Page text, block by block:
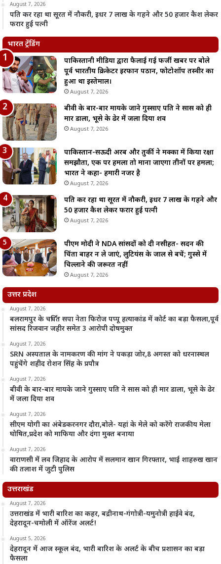
August 7, 2026
पति कर रहा था सूरत में नौकरी, इधर 7 लाख के गहने और 50 हजार कैश लेकर
फरार हुई पत्नी
भारत ट्रेंडिंग
पाकिस्तानी मीडिया द्वारा फैलाई गई फर्जी खबर पर बोले
पूर्व भारतीय क्रिकेटर इरफान पठान, फोटोशॉप तस्वीर का
हुआ था इस्तेमाल।
August 7, 2026
बीवी के बार-बार मायके जाने गुस्साए पति ने सास को ही
मार डाला, भूसे के ढेर में जला दिया शव
August 7, 2026
पाकिस्तान-सऊदी अरब और तुर्की ने मक्का में किया रक्षा
समझौता, एक पर हमला तो माना जाएगा तीनों पर हमला;
भारत ने कहा- हमारी नजर है
August 7, 2026
पति कर रहा था सूरत में नौकरी, इधर 7 लाख के गहने और
50 हजार कैश लेकर फरार हुई पत्नी
August 7, 2026
पीएम मोदी ने NDA सांसदों को दी नसीहत- सदन की
चिंता बाहर न ले जाएं, लुटियंस के जाल से बचें; गुस्से में
चिल्लाने की जरूरत नहीं
August 7, 2026
उत्तर प्रदेश
August 7, 2026
बलरामपुर के चर्चित सपा नेता फिरोज पप्पू हत्याकांड में कोर्ट का बड़ा फैसला,पूर्व
सांसद रिजवान जहीर समेत 3 आरोपी दोषमुक्त
August 7, 2026
SRN अस्पताल के नामकरण की मांग ने पकड़ा जोर,8 अगस्त को धरनास्थल
पहुंचेंगे शहीद रोशन सिंह के प्रपौत्र
August 7, 2026
बीवी के बार-बार मायके जाने गुस्साए पति ने सास को ही मार डाला, भूसे के ढेर
में जला दिया शव
August 7, 2026
सीएम योगी का अंबेडकरनगर दौरा,बोले- यहां के मेले को करेंगे राजकीय मेला
घोषित,प्रदेश को माफिया और दंगा मुक्त बनाया
August 7, 2026
वाराणसी में लव जिहाद के आरोप में सलमान खान गिरफ्तार, भाई शाहरुख खान
की तलाश में जुटी पुलिस
उत्तराखंड
August 7, 2026
उत्तराखंड में भारी बारिश का कहर, बद्रीनाथ-गंगोत्री-यमुनोत्री हाईवे बंद,
देहरादून-चमोली में ऑरेंज अलर्ट!
August 5, 2026
देहरादून में आज स्कूल बंद, भारी बारिश के अलर्ट के बीच प्रशासन का बड़ा
फैसला